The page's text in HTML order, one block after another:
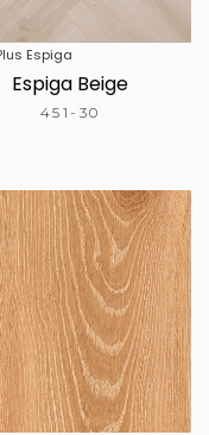
Espiga
Espiga Beige
451-30